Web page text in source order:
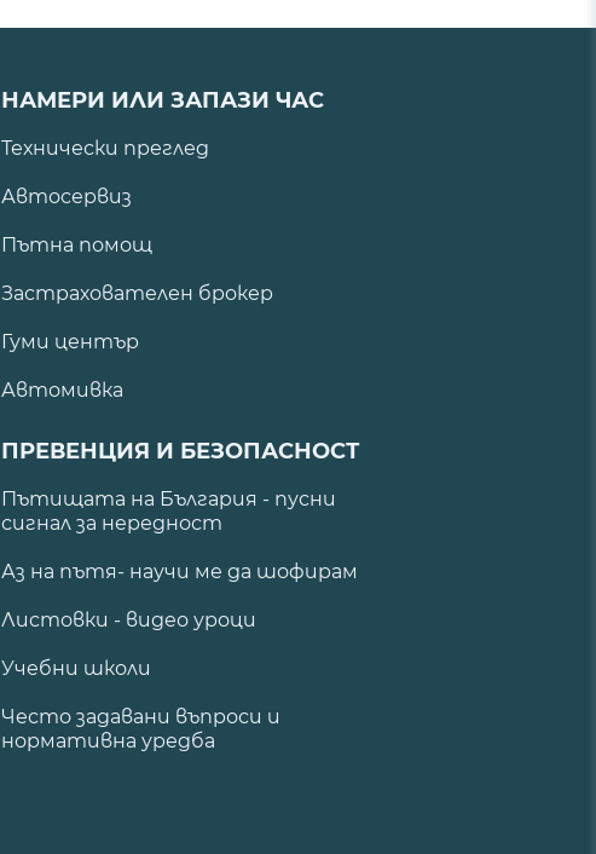
НАМЕРИ ИЛИ ЗАПАЗИ ЧАС
Технически преглед
Автосервиз
Пътна помощ
Застрахователен брокер
Гуми център
Автомивка
ПРЕВЕНЦИЯ И БЕЗОПАСНОСТ
Пътищата на България - пусни
сигнал за нередност
Аз на пътя- научи ме да шофирам
Листовки - видео уроци
Учебни школи
Често задавани въпроси и
нормативна уредба